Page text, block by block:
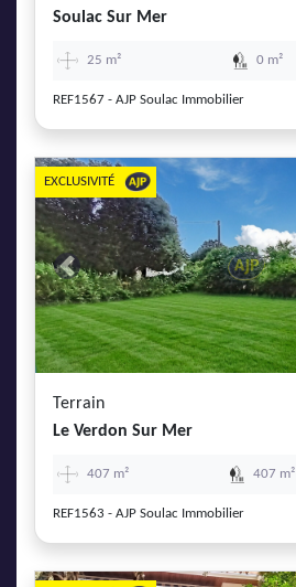
Soulac Sur Mer
25 m² 0 m²
REF1567 - AJP Soulac Immobilier
Previous
EXCLUSIVITÉ
Terrain
Le Verdon Sur Mer
407 m² 407 m²
REF1563 - AJP Soulac Immobilier